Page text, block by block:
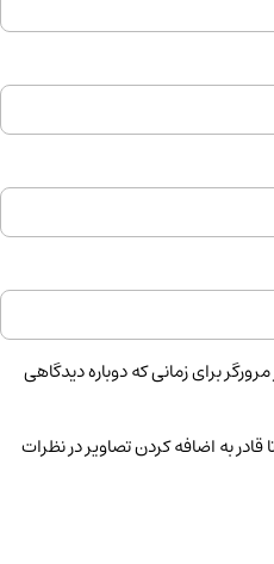
برای زمانی که دوباره دیدگاهی
به اضافه کردن تصاویر در نظرات